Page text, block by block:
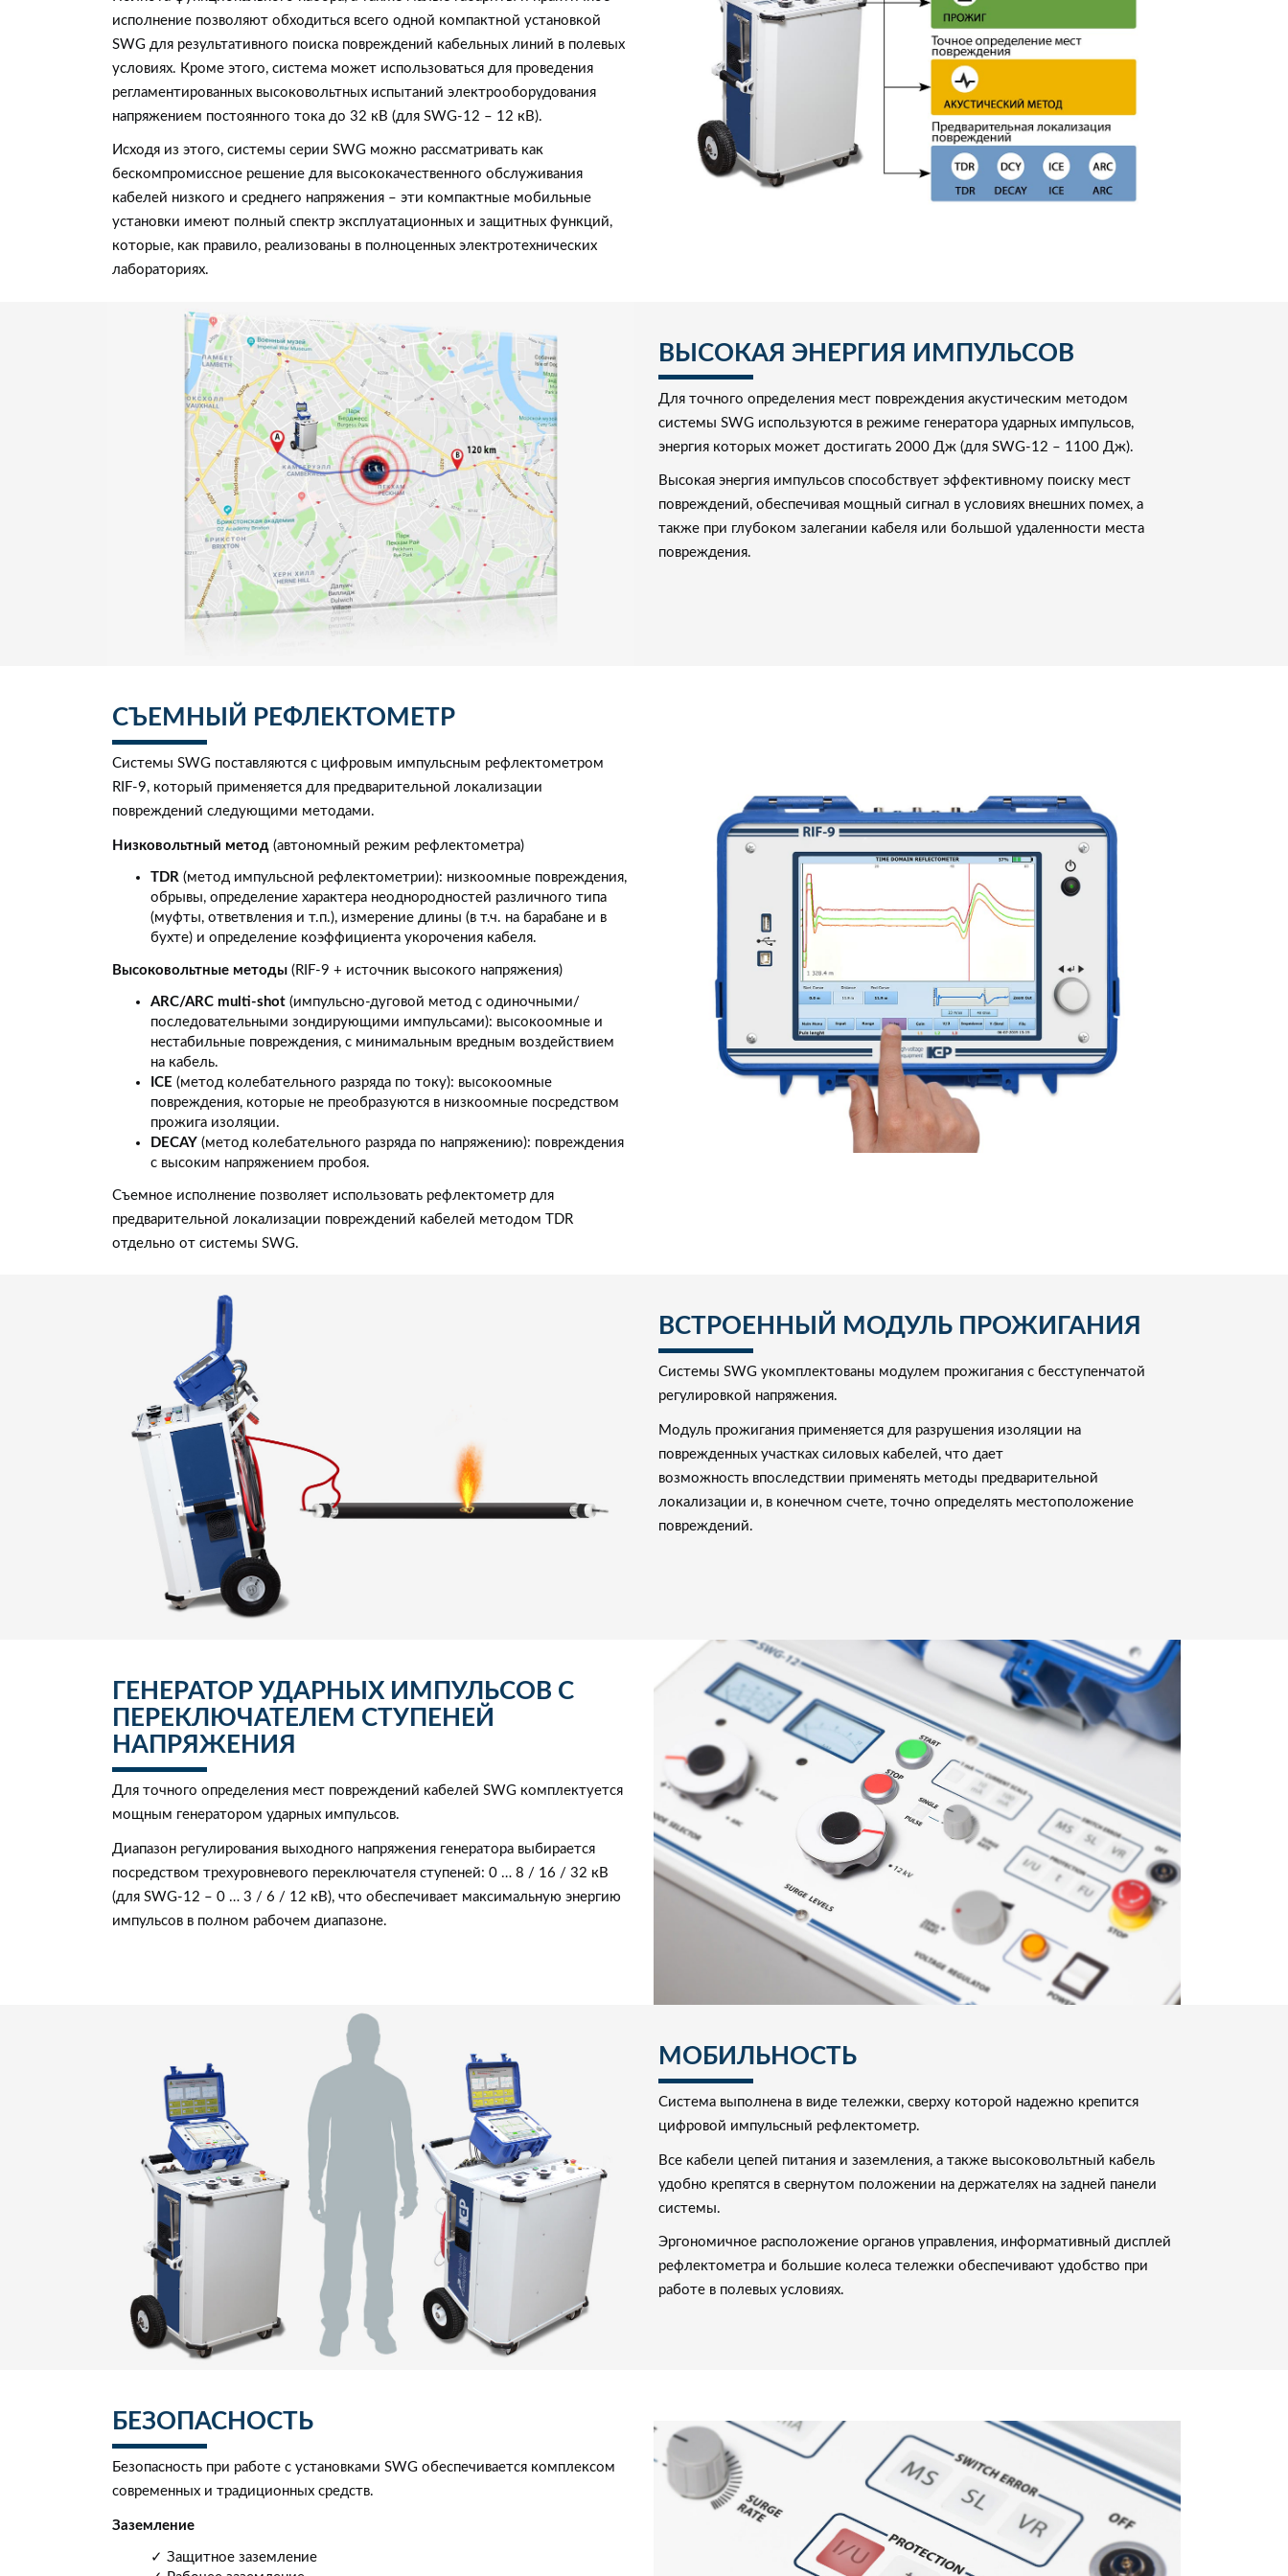
исполнение позволяют обходиться всего одной компактной установкой
SWG для результативного поиска повреждений кабельных линий в полевых
условиях. Кроме этого, система может использоваться для проведения
регламентированных высоковольтных испытаний электрооборудования
напряжением постоянного тока до 32 кВ (для SWG-12 – 12 кВ).
Исходя из этого, системы серии SWG можно рассматривать как
бескомпромиссное решение для высококачественного обслуживания
кабелей низкого и среднего напряжения – эти компактные мобильные
установки имеют полный спектр эксплуатационных и защитных функций,
которые, как правило, реализованы в полноценных электротехнических
лабораториях.
ВЫСОКАЯ ЭНЕРГИЯ ИМПУЛЬСОВ
Для точного определения мест повреждения акустическим методом
системы SWG используются в режиме генератора ударных импульсов,
энергия которых может достигать 2000 Дж (для SWG-12 – 1100 Дж).
Высокая энергия импульсов способствует эффективному поиску мест
повреждений, обеспечивая мощный сигнал в условиях внешних помех, а
также при глубоком залегании кабеля или большой удаленности места
повреждения.
СЪЕМНЫЙ РЕФЛЕКТОМЕТР
Системы SWG поставляются с цифровым импульсным рефлектометром
RIF-9, который применяется для предварительной локализации
повреждений следующими методами.
Низковольтный метод (автономный режим рефлектометра)
TDR (метод импульсной рефлектометрии): низкоомные повреждения,
обрывы, определение характера неоднородностей различного типа
(муфты, ответвления и т.п.), измерение длины (в т.ч. на барабане и в
бухте) и определение коэффициента укорочения кабеля.
Высоковольтные методы (RIF-9 + источник высокого напряжения)
ARC/ARC multi-shot (импульсно-дуговой метод с одиночными/
последовательными зондирующими импульсами): высокоомные и
нестабильные повреждения, с минимальным вредным воздействием
на кабель.
ICE (метод колебательного разряда по току): высокоомные
повреждения, которые не преобразуются в низкоомные посредством
прожига изоляции.
DECAY (метод колебательного разряда по напряжению): повреждения
с высоким напряжением пробоя.
Съемное исполнение позволяет использовать рефлектометр для
предварительной локализации повреждений кабелей методом TDR
отдельно от системы SWG.
ВСТРОЕННЫЙ МОДУЛЬ ПРОЖИГАНИЯ
Системы SWG укомплектованы модулем прожигания c бесступенчатой
регулировкой напряжения.
Модуль прожигания применяется для разрушения изоляции на
поврежденных участках силовых кабелей, что дает
возможность впоследствии применять методы предварительной
локализации и, в конечном счете, точно определять местоположение
повреждений.
ГЕНЕРАТОР УДАРНЫХ ИМПУЛЬСОВ С
ПЕРЕКЛЮЧАТЕЛЕМ СТУПЕНЕЙ
НАПРЯЖЕНИЯ
Для точного определения мест повреждений кабелей SWG комплектуется
мощным генератором ударных импульсов.
Диапазон регулирования выходного напряжения генератора выбирается
посредством трехуровневого переключателя ступеней: 0 … 8 / 16 / 32 кВ
(для SWG-12 – 0 … 3 / 6 / 12 кВ), что обеспечивает максимальную энергию
импульсов в полном рабочем диапазоне.
МОБИЛЬНОСТЬ
Система выполнена в виде тележки, сверху которой надежно крепится
цифровой импульсный рефлектометр.
Все кабели цепей питания и заземления, а также высоковольтный кабель
удобно крепятся в свернутом положении на держателях на задней панели
системы.
Эргономичное расположение органов управления, информативный дисплей
рефлектометра и большие колеса тележки обеспечивают удобство при
работе в полевых условиях.
БЕЗОПАСНОСТЬ
Безопасность при работе с установками SWG обеспечивается комплексом
современных и традиционных средств.
Заземление
✓ Защитное заземление